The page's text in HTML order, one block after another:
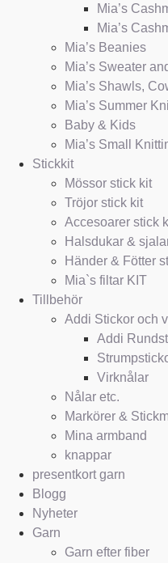
Mia’s
Mia’s
Mia’s Beanies
Mia’s Sweater
Mia’s Shawls,
Mia’s Summer
Baby & Kids
Mia’s Small
Stickkit
Mössor stick kit
Tröjor stick kit
Accesoarer stick
Halsdukar &
Händer & Fötter
Mia`s filtar KIT
Tillbehör
Addi Stickor och
Addi
Virknålar
Nålar etc.
Markörer &
Mina armband
knappar
presentkort garn
Blogg
Nyheter
Garn
Garn efter fiber